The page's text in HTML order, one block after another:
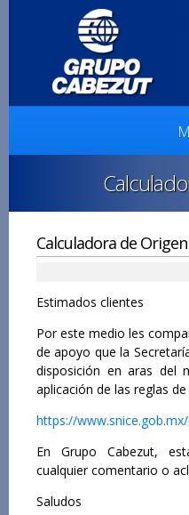
Calculadora de Origen
Estimados clientes
Por este medio les
de apoyo que la
disposición en aras del
aplicación de las reglas
https://
En Grupo Cabezut,
cualquier comentario o
Saludos